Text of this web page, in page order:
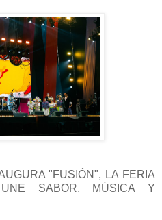
"FUSIÓN", LA FERIA
UNE SABOR, MÚSICA Y